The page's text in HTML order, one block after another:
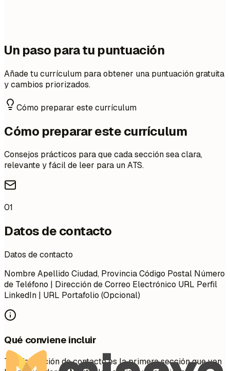
Un paso para tu puntuación
Añade tu currículum para obtener una puntuación gratuita
y cambios priorizados.
Cómo preparar este currículum
Cómo preparar este currículum
Consejos prácticos para que cada sección sea clara,
relevante y fácil de leer para un ATS.
01
Datos de contacto
Datos de contacto
Nombre Apellido Ciudad, Provincia Código Postal Número
de Teléfono | Dirección de Correo Electrónico URL Perfil
LinkedIn | URL Portafolio (Opcional)
Qué conviene incluir
Tu información de contacto es la primera sección que ven